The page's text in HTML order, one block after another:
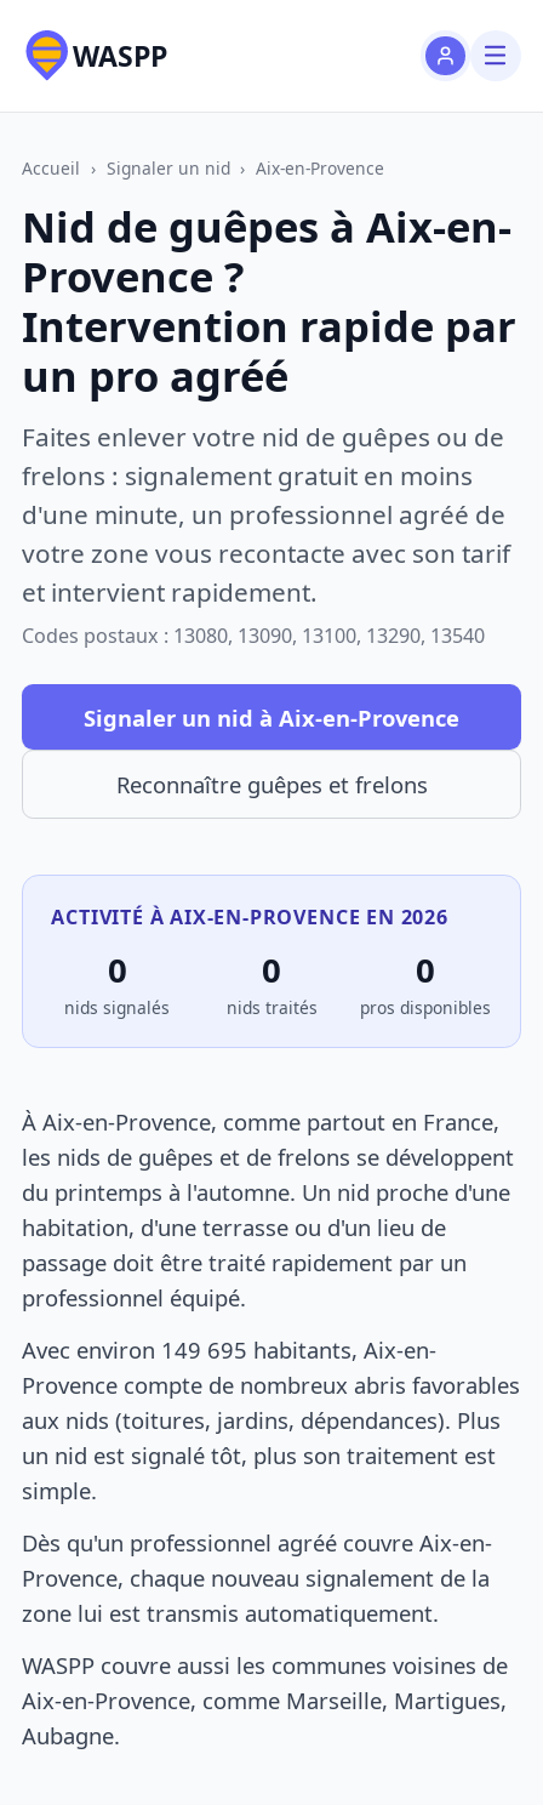
WASPP
Accueil › Signaler un nid › Aix-en-Provence
Nid de guêpes à Aix-en-
Provence ?
Intervention rapide par
un pro agréé
Faites enlever votre nid de guêpes ou de
frelons : signalement gratuit en moins
d'une minute, un professionnel agréé de
votre zone vous recontacte avec son tarif
et intervient rapidement.
Codes postaux : 13080, 13090, 13100, 13290, 13540
Signaler un nid à Aix-en-Provence
Reconnaître guêpes et frelons
ACTIVITÉ À AIX-EN-PROVENCE EN 2026
0
nids signalés
0
nids traités
0
pros disponibles
À Aix-en-Provence, comme partout en France,
les nids de guêpes et de frelons se développent
du printemps à l'automne. Un nid proche d'une
habitation, d'une terrasse ou d'un lieu de
passage doit être traité rapidement par un
professionnel équipé.
Avec environ 149 695 habitants, Aix-en-
Provence compte de nombreux abris favorables
aux nids (toitures, jardins, dépendances). Plus
un nid est signalé tôt, plus son traitement est
simple.
Dès qu'un professionnel agréé couvre Aix-en-
Provence, chaque nouveau signalement de la
zone lui est transmis automatiquement.
WASPP couvre aussi les communes voisines de
Aix-en-Provence, comme Marseille, Martigues,
Aubagne.